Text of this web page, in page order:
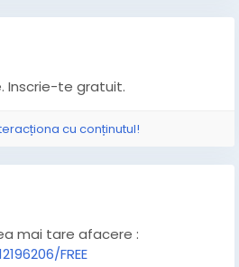
Inscrie-te gratuit.
cu conținutul!
mai tare afacere :
FREE